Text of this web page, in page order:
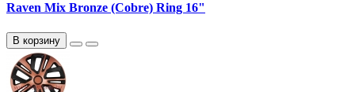
Raven Mix Bronze (Cobre) Ring 16"
В корзину